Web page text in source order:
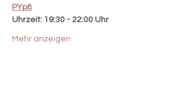
PYp8
Uhrzeit: 19:30 - 22:00 Uhr
Mehr anzeigen